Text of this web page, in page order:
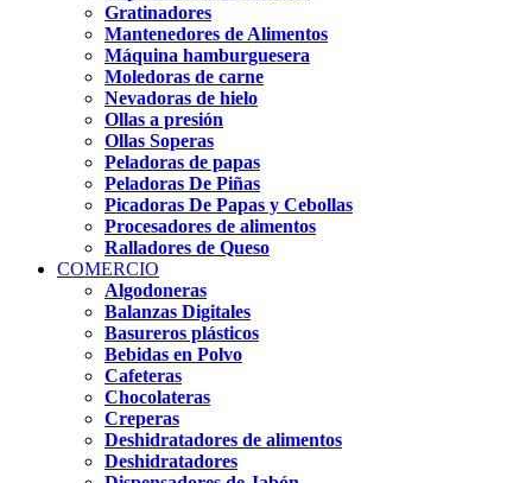
Gratinadores
Mantenedores de Alimentos
Máquina hamburguesera
Moledoras de carne
Nevadoras de hielo
Ollas a presión
Ollas Soperas
Peladoras de papas
Peladoras De Piñas
Picadoras De Papas y Cebollas
Procesadores de alimentos
Ralladores de Queso
COMERCIO
Algodoneras
Balanzas Digitales
Basureros plásticos
Bebidas en Polvo
Cafeteras
Chocolateras
Creperas
Deshidratadores de alimentos
Deshidratadores